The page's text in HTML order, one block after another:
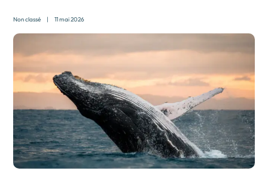
Non classé | 11 mai 2026